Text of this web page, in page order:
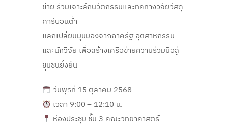
ข่าย ร่วมเจาะลึกนวัตกรรมและทิศทางวิจัยวัสดุ
คาร์บอนต่ำ
แลกเปลี่ยนมุมมองจากภาครัฐ อุตสาหกรรม
และนักวิจัย เพื่อสร้างเครือข่ายความร่วมมือสู่
ชุมชนยั่งยืน
วันพุธที่ 15 ตุลาคม 2568
เวลา 9:00 – 12:10 น.
ห้องประชุม ชั้น 3 คณะวิทยาศาสตร์